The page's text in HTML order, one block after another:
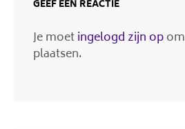
GEEF EEN REACTIE
Je moetingelogd zijn op
plaatsen.